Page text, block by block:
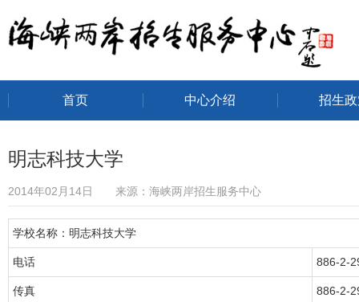
海峡两岸招生服务中心
首页 中心介绍 招生
明志科技大学
2014年02月14日 来源：海峡两岸招生服务中心
学校名称：明志科技大学
电话 886-2-
传真 886-2-